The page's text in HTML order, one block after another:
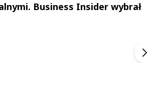
Business Insider wybrał